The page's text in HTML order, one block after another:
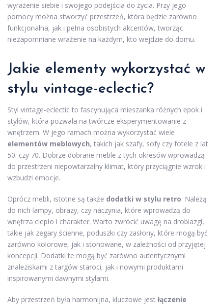
wyrażenie siebie i swojego podejścia do życia. Przy jego
pomocy można stworzyć przestrzeń, która będzie zarówno
funkcjonalna, jak i pełna osobistych akcentów, tworząc
niezapomniane wrażenie na każdym, kto wejdzie do domu.
Jakie elementy wykorzystać w
stylu vintage-eclectic?
Styl vintage-eclectic to fascynująca mieszanka różnych epok i
stylów, która pozwala na twórcze eksperymentowanie z
wnętrzem. W jego ramach można wykorzystać wiele
elementów meblowych, takich jak szafy, sofy czy fotele z lat
50. czy 70. Dobrze dobrane meble z tych okresów wprowadzą
do przestrzeni niepowtarzalny klimat, który przyciągnie wzrok i
wzbudzi emocje.
Oprócz mebli, istotne są także dodatki w stylu retro. Należą
do nich lampy, obrazy, czy naczynia, które wprowadzą do
wnętrza ciepło i charakter. Warto zwrócić uwagę na drobiazgi,
takie jak zegary ścienne, poduszki czy zasłony, które mogą być
zarówno kolorowe, jak i stonowane, w zależności od przyjętej
koncepcji. Dodatki te mogą być zarówno autentycznymi
znaleziskami z targów staroci, jak i nowymi produktami
inspirowanymi dawnymi stylami.
Aby przestrzeń była harmonijna, kluczowe jest łączenie